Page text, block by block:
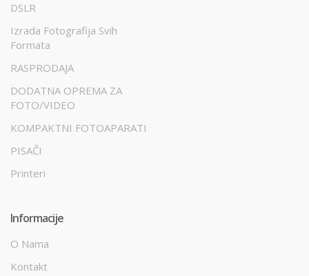
DSLR
Izrada Fotografija Svih
Formata
RASPRODAJA
DODATNA OPREMA ZA
FOTO/VIDEO
KOMPAKTNI FOTOAPARATI
PISAČI
Printeri
Informacije
O Nama
Kontakt